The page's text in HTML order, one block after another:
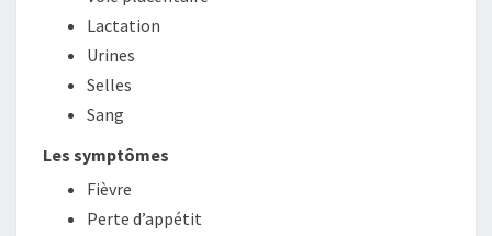
Lactation
Urines
Selles
Sang
Les symptômes
Fièvre
Perte d’appétit